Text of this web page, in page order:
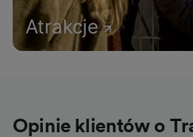
Atrakcje
Opinie klientów o